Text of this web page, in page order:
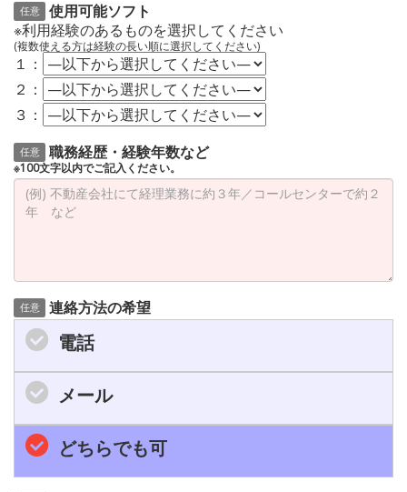
任意
使用可能ソフト
※利用経験のあるものを選択してください
(複数使える方は経験の長い順に選択してください)
１：
２：
３：
任意 職務経歴・経験年数など
※100文字以内でご記入ください。
任意 連絡方法の希望
電話
メール
どちらでも可